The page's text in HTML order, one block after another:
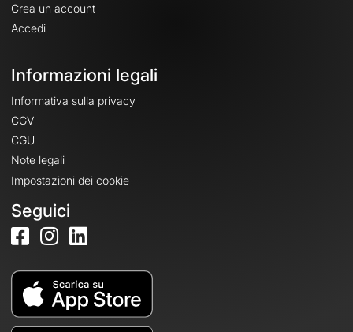
Crea un account
Accedi
Informazioni legali
Informativa sulla privacy
CGV
CGU
Note legali
Impostazioni dei cookie
Seguici